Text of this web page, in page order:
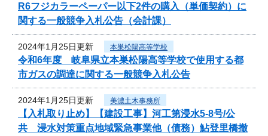
R6フジカラーペーパー以下2件の購入（単価契約）に
関する一般競争入札公告（会計課）
2024年1月25日更新 本巣松陽高等学校
令和6年度 岐阜県立本巣松陽高等学校で使用する都
市ガスの調達に関する一般競争入札公告
2024年1月25日更新 美濃土木事務所
【入札取り止め】【建設工事】河工第浸水5-8号/公
共 浸水対策重点地域緊急事業他（債務）鮎登里橋撤